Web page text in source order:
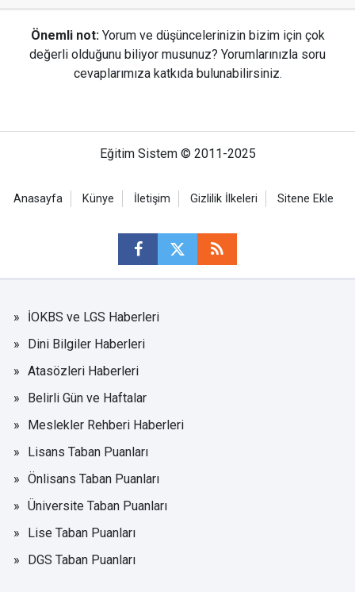
Önemli not: Yorum ve düşüncelerinizin bizim için çok
değerli olduğunu biliyor musunuz? Yorumlarınızla soru
cevaplarımıza katkıda bulunabilirsiniz.
Eğitim Sistem © 2011-2025
Anasayfa Künye İletişim Gizlilik İlkeleri Sitene Ekle
İOKBS ve LGS Haberleri
Dini Bilgiler Haberleri
Atasözleri Haberleri
Belirli Gün ve Haftalar
Meslekler Rehberi Haberleri
Lisans Taban Puanları
Önlisans Taban Puanları
Üniversite Taban Puanları
Lise Taban Puanları
DGS Taban Puanları